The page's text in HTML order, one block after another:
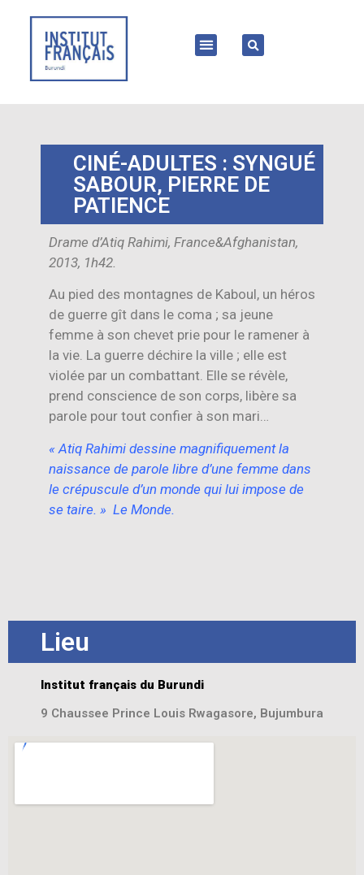
CINÉ-ADULTES : SYNGUÉ
SABOUR, PIERRE DE
PATIENCE
Drame d’Atiq Rahimi, France&Afghanistan,
2013, 1h42.
Au pied des montagnes de Kaboul, un héros
de guerre gît dans le coma ; sa jeune
femme à son chevet prie pour le ramener à
la vie. La guerre déchire la ville ; elle est
violée par un combattant. Elle se révèle,
prend conscience de son corps, libère sa
parole pour tout confier à son mari…
« Atiq Rahimi dessine magnifiquement la
naissance de parole libre d’une femme dans
le crépuscule d’un monde qui lui impose de
se taire. » Le Monde.
Lieu
Institut français du Burundi
9 Chaussee Prince Louis Rwagasore, Bujumbura